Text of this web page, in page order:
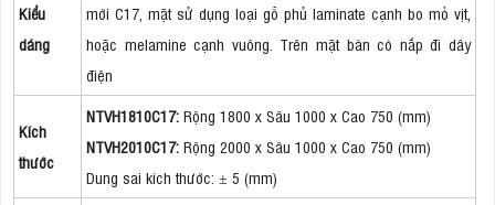
Kiểu
dáng
mới C17, mặt sử dụng loại gỗ phủ laminate cạnh bo mỏ vịt,
hoặc melamine cạnh vuông. Trên mặt bàn có nắp đi dây
điện
Kích
thước
NTVH1810C17: Rộng 1800 x Sâu 1000 x Cao 750 (mm)
NTVH2010C17: Rộng 2000 x Sâu 1000 x Cao 750 (mm)
Dung sai kích thước: ± 5 (mm)